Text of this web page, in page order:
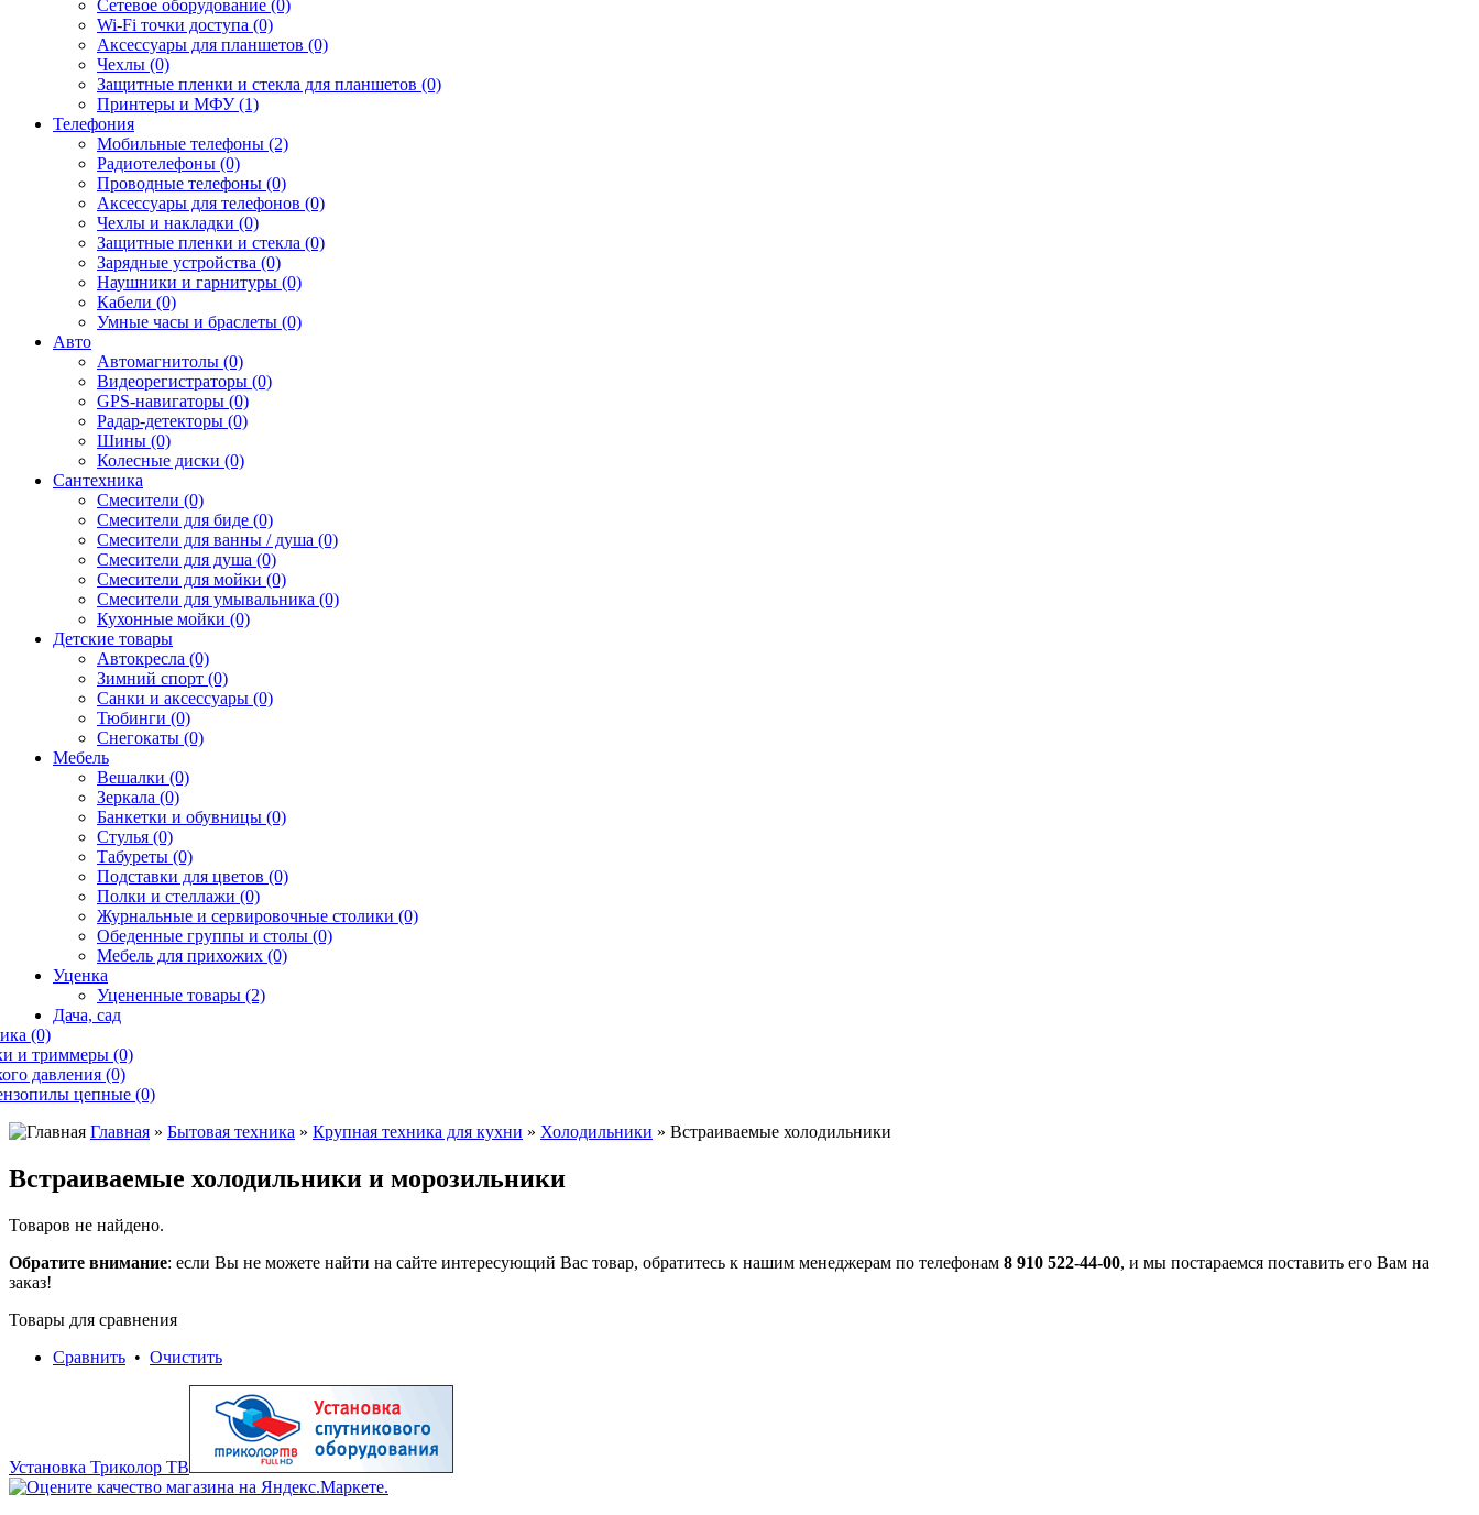
Сетевое оборудование (0)
Wi-Fi точки доступа (0)
Аксессуары для планшетов (0)
Чехлы (0)
Защитные пленки и стекла для планшетов (0)
Принтеры и МФУ (1)
Телефония
Мобильные телефоны (2)
Радиотелефоны (0)
Проводные телефоны (0)
Аксессуары для телефонов (0)
Чехлы и накладки (0)
Защитные пленки и стекла (0)
Зарядные устройства (0)
Наушники и гарнитуры (0)
Кабели (0)
Умные часы и браслеты (0)
Авто
Автомагнитолы (0)
Видеорегистраторы (0)
GPS-навигаторы (0)
Радар-детекторы (0)
Шины (0)
Колесные диски (0)
Сантехника
Смесители (0)
Смесители для биде (0)
Смесители для ванны / душа (0)
Смесители для душа (0)
Смесители для мойки (0)
Смесители для умывальника (0)
Кухонные мойки (0)
Детские товары
Автокресла (0)
Зимний спорт (0)
Санки и аксессуары (0)
Тюбинги (0)
Снегокаты (0)
Мебель
Вешалки (0)
Зеркала (0)
Банкетки и обувницы (0)
Стулья (0)
Табуреты (0)
Подставки для цветов (0)
Полки и стеллажи (0)
Журнальные и сервировочные столики (0)
Обеденные группы и столы (0)
Мебель для прихожих (0)
Уценка
Уцененные товары (2)
Дача, сад
(0)
и триммеры (0)
давления (0)
цепные (0)
Главная » Бытовая техника » Крупная техника для кухни » Холодильники » Встраиваемые холодильники
Встраиваемые холодильники и морозильники
Товаров не найдено.
Обратите внимание: если Вы не можете найти на сайте интересующий Вас товар, обратитесь к нашим менеджерам по телефонам 8 910 522-44-00, и мы постараемся поставить его Вам на
заказ!
Товары для сравнения
Сравнить • Очистить
Установка Триколор ТВ